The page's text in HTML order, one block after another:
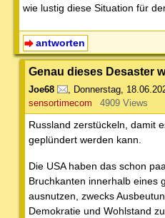
wie lustig diese Situation für
antworten
Genau dieses Desaster
Joe68 , Donnerstag,
sensortimecom
4909 Views
Russland zerstückeln, damit
geplündert werden kann.
Die USA haben das schon
Bruchkanten innerhalb eines
ausnutzen, zwecks
Demokratie und Wohlstand